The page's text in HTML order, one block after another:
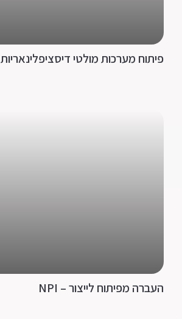
פיתוח מערכות מולטי דיסציפלינאריות
העברה מפיתוח לייצור – NPI